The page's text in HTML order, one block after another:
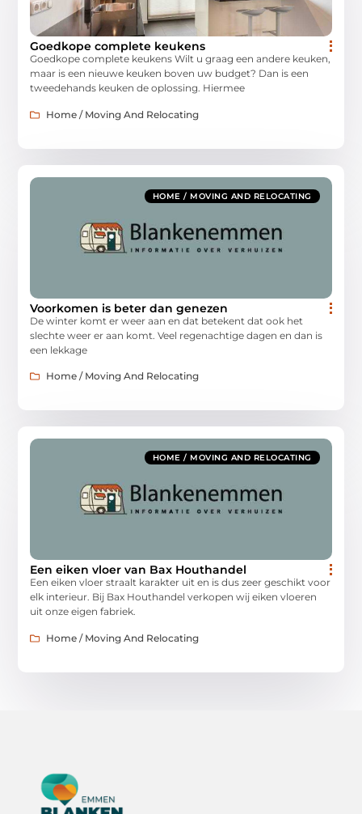
Goedkope complete keukens
Goedkope complete keukens Wilt u graag een andere keuken,
maar is een nieuwe keuken boven uw budget? Dan is een
tweedehands keuken de oplossing. Hiermee
Home / Moving And Relocating
HOME / MOVING AND RELOCATING
Voorkomen is beter dan genezen
De winter komt er weer aan en dat betekent dat ook het
slechte weer er aan komt. Veel regenachtige dagen en dan is
een lekkage
Home / Moving And Relocating
HOME / MOVING AND RELOCATING
Een eiken vloer van Bax Houthandel
Een eiken vloer straalt karakter uit en is dus zeer geschikt voor
elk interieur. Bij Bax Houthandel verkopen wij eiken vloeren
uit onze eigen fabriek.
Home / Moving And Relocating